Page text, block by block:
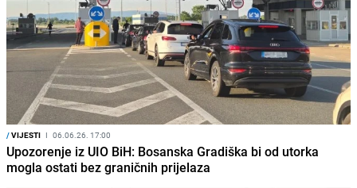
/VIJESTI I 06.06.26. 17:00
Upozorenje iz UIO BiH: Bosanska Gradiška bi od utorka
mogla ostati bez graničnih prijelaza